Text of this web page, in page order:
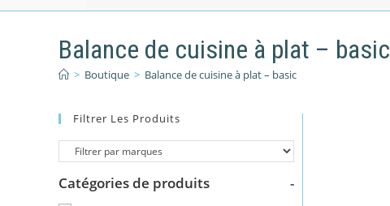
Balance de cuisine à plat – basic
> Boutique > Balance de cuisine à plat – basic
Filtrer Les Produits
Catégories de produits -